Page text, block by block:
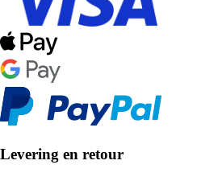
Levering en retour